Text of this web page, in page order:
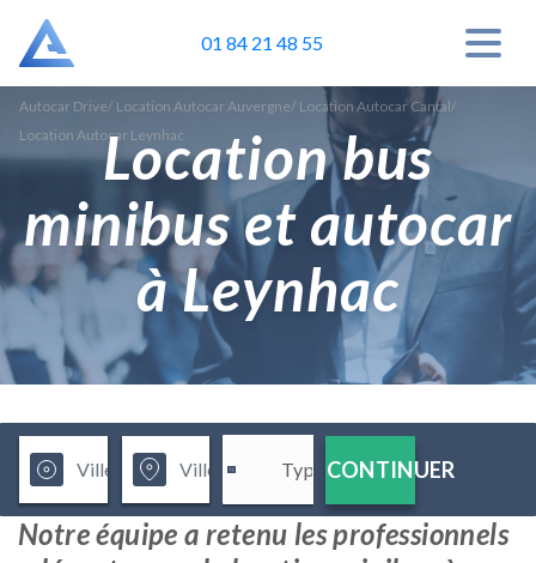
01 84 21 48 55
Autocar Drive/ Location Autocar Auvergne/ Location Autocar Cantal/
Location Autocar LeynhacLocation bus
minibus et autocar
à Leynhac
CONTINUER
Notre équipe a retenu les professionnels